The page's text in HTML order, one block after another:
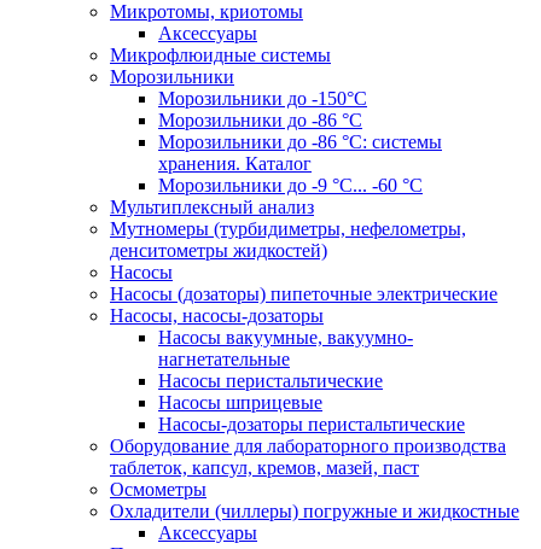
Микротомы, криотомы
Аксессуары
Микрофлюидные системы
Морозильники
Морозильники до -150°С
Морозильники до -86 °C
Морозильники до -86 °C: системы
хранения. Каталог
Морозильники до -9 °C... -60 °C
Мультиплексный анализ
Мутномеры (турбидиметры, нефелометры,
денситометры жидкостей)
Насосы
Насосы (дозаторы) пипеточные электрические
Насосы, насосы-дозаторы
Насосы вакуумные, вакуумно-
нагнетательные
Насосы перистальтические
Насосы шприцевые
Насосы-дозаторы перистальтические
Оборудование для лабораторного производства
таблеток, капсул, кремов, мазей, паст
Осмометры
Охладители (чиллеры) погружные и жидкостные
Аксессуары